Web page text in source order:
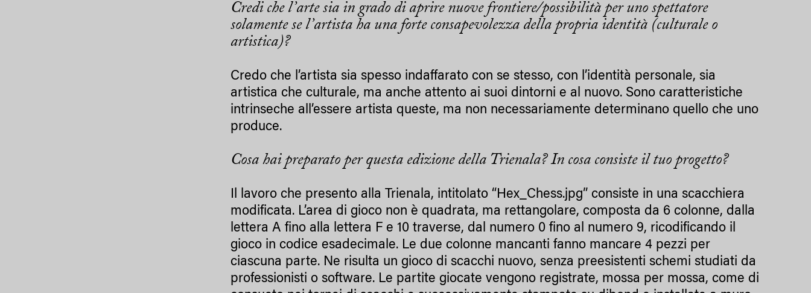
Credi che l’arte sia in grado di aprire nuove frontiere/possibilità per uno spettatore
solamente se l’artista ha una forte consapevolezza della propria identità (culturale o
artistica)?
Credo che l’artista sia spesso indaffarato con se stesso, con l’identità personale, sia
artistica che culturale, ma anche attento ai suoi dintorni e al nuovo. Sono caratteristiche
intrinseche all’essere artista queste, ma non necessariamente determinano quello che uno
produce.
Cosa hai preparato per questa edizione della Trienala? In cosa consiste il tuo progetto?
Il lavoro che presento alla Trienala, intitolato “Hex_Chess.jpg” consiste in una scacchiera
modificata. L’area di gioco non è quadrata, ma rettangolare, composta da 6 colonne, dalla
lettera A fino alla lettera F e 10 traverse, dal numero 0 fino al numero 9, ricodificando il
gioco in codice esadecimale. Le due colonne mancanti fanno mancare 4 pezzi per
ciascuna parte. Ne risulta un gioco di scacchi nuovo, senza preesistenti schemi studiati da
professionisti o software. Le partite giocate vengono registrate, mossa per mossa, come di